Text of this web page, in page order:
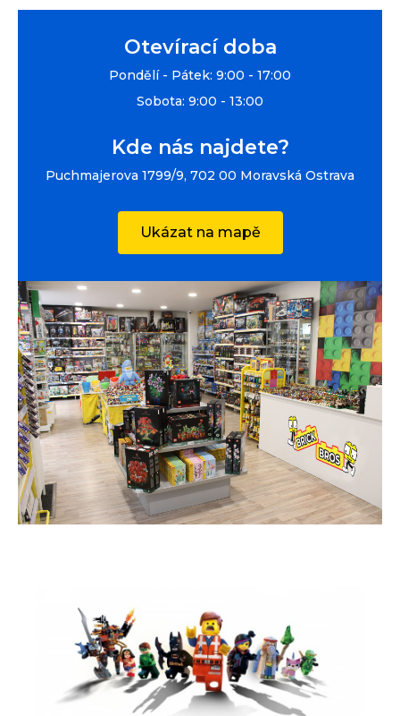
Otevírací doba
Pondělí - Pátek: 9:00 - 17:00
Sobota: 9:00 - 13:00
Kde nás najdete?
Puchmajerova 1799/9, 702 00 Moravská Ostrava
Ukázat na mapě